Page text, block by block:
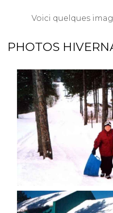
Voici quelques
PHOTOS